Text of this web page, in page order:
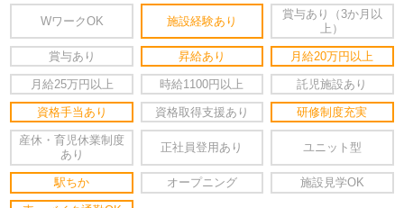
WワークOK 施設経験あり
賞与あり（3か月以
上）
賞与あり 昇給あり 月給20万円以上
月給25万円以上 時給1100円以上 託児施設あり
資格手当あり 資格取得支援あり 研修制度充実
産休・育児休業制度
あり
正社員登用あり ユニット型
駅ちか オープニング 施設見学OK